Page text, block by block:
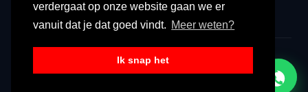
verdergaat op onze website gaan we er
vanuit dat je dat goed vindt. Meer weten?
Ik snap het
© 2026 Radex Benelux. Alle rechten voorbehouden.
Privacyverklaring